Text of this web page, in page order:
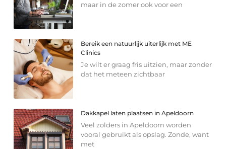
maar in de zomer ook voor een
Bereik een natuurlijk uiterlijk met ME
Clinics
Je wilt er graag fris uitzien, maar zonder
dat het meteen zichtbaar
Dakkapel laten plaatsen in Apeldoorn
Veel zolders in Apeldoorn worden
vooral gebruikt als opslag. Zonde, want
met